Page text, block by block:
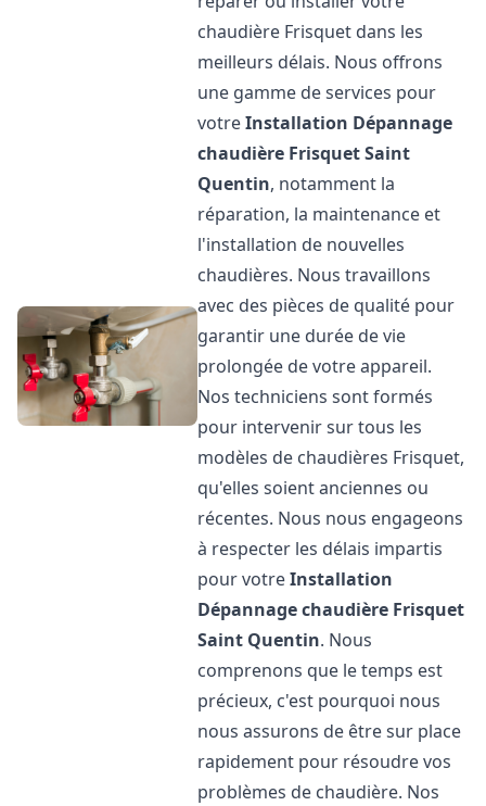
chaudière Frisquet dans les
meilleurs délais. Nous offrons
une gamme de services pour
votreInstallation Dépannage
chaudière FrisquetSaint
Quentin, notamment la
réparation, la maintenance et
l'installation de nouvelles
chaudières. Nous travaillons
avec des pièces de qualité pour
garantir une durée de vie
prolongée de votre appareil.
Nos techniciens sont formés
pour intervenir sur tous les
modèles de chaudières Frisquet,
qu'elles soient anciennes ou
récentes. Nous nous engageons
à respecter les délais impartis
pour votreInstallation
Dépannage chaudière Frisquet
Saint Quentin. Nous
comprenons que le temps est
précieux, c'est pourquoi nous
nous assurons de être sur place
rapidement pour résoudre vos
problèmes de chaudière. Nos